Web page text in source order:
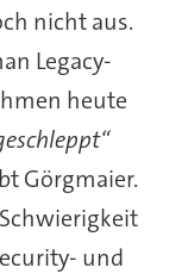
nicht aus.
Legacy-
heute
Görgmaier.
und